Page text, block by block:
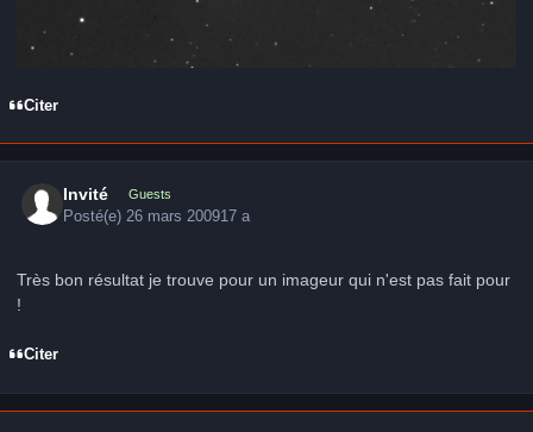
Citer
Invité Guests
Posté(e) 26 mars 200917 a
Très bon résultat je trouve pour un imageur qui n'est pas fait pour
!
Citer